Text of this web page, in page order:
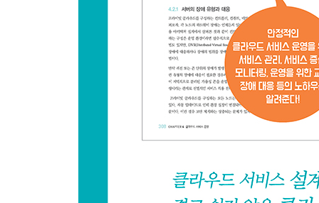
3.2.4 스토리지 아키텍처 설계
3.2.5 보안 아키텍처 설계
3.2.6 가상 머신 아키텍처 설계
3.2.7 고가용 아키텍처 설계
3.2.8 백업 아키텍처 설계
3.3 클라우드 포털 구축
CHAPTER 4 클라우드 서비스 운영
4.1 클라우드 운영 관리